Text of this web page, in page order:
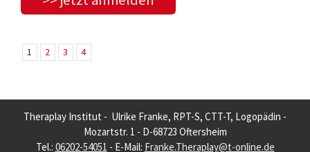
1 2 3 4
Theraplay Institut - Ulrike Franke, RPT-S, CTT-T, Logopädin -
Mozartstr. 1 - D-68723 Oftersheim
Tel.: 06202-54051 - E-Mail: Franke.Theraplay@t-online.de